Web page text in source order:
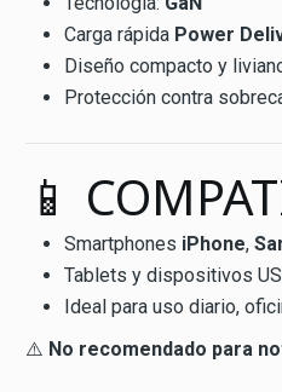
Carga rápida Power
Diseño compacto y
Protección contra
📱
Smartphones iPhone,
Tablets y dispositivos
Ideal para uso diario,
⚠️ No recomendado para